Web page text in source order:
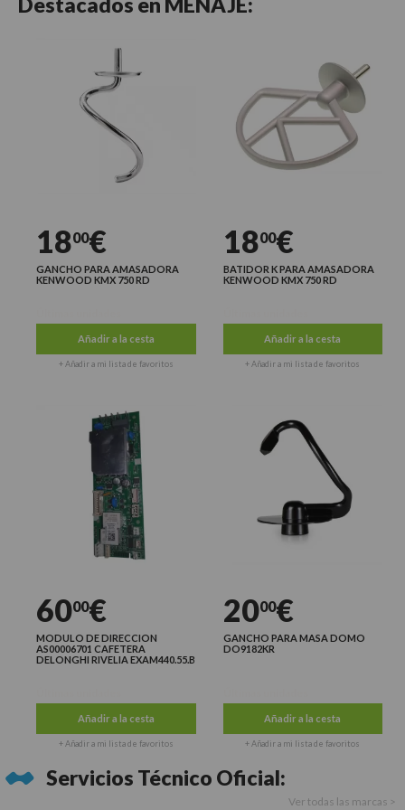
1800€
GANCHO PARA AMASADORA
KENWOOD KMX 750 RD
Añadir a la cesta
+ Añadir a mi lista de favoritos
1800€
BATIDOR K PARA AMASADORA
KENWOOD KMX 750 RD
Añadir a la cesta
+ Añadir a mi lista de favoritos
6000€
MODULO DE DIRECCION
AS00006701 CAFETERA
DELONGHI RIVELIA EXAM440.55.B
Añadir a la cesta
+ Añadir a mi lista de favoritos
2000€
GANCHO PARA MASA DOMO
DO9182KR
Añadir a la cesta
+ Añadir a mi lista de favoritos
Servicios Técnico Oficial:
Ver todas las marcas >